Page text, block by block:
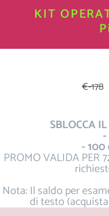
KIT
€-178
SBLOCCA
-
PROMO VALIDA PER
Nota: Il saldo per
di testo